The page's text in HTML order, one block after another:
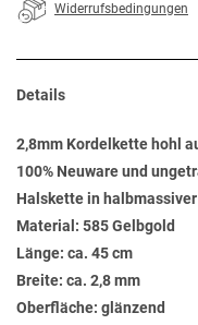
Widerrufsbedingungen
Details
2,8mm Kordelkette hohl
100% Neuware und
Halskette in
Material: 585 Gelbgold
Länge: ca. 45 cm
Breite: ca. 2,8 mm
Oberfläche: glänzend